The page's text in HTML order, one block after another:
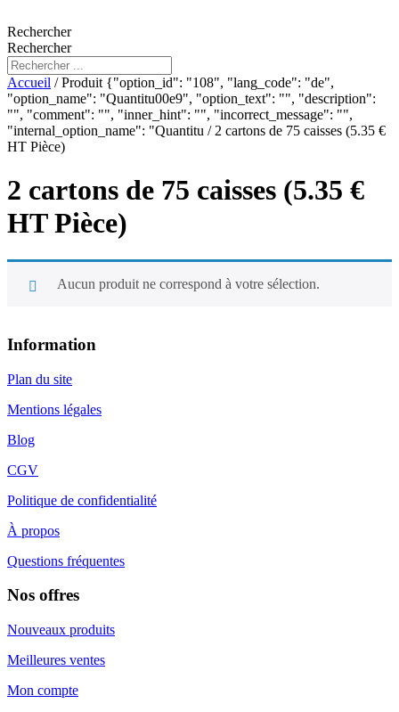
Rechercher
Rechercher
Accueil / Produit {"option_id": "108", "lang_code": "de",
"option_name": "Quantitu00e9", "option_text": "", "description":
"", "comment": "", "inner_hint": "", "incorrect_message": "",
"internal_option_name": "Quantitu / 2 cartons de 75 caisses (5.35 €
HT Pièce)
2 cartons de 75 caisses (5.35 €
HT Pièce)
Aucun produit ne correspond à votre sélection.
Information
Plan du site
Mentions légales
Blog
CGV
Politique de confidentialité
À propos
Questions fréquentes
Nos offres
Nouveaux produits
Meilleures ventes
Mon compte